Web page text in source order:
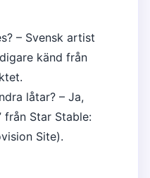
– Svensk artist
känd från
låtar? – Ja,
från Star Stable:
Site).